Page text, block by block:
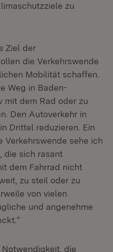
zu
Ziel der
die Verkehrswende
Mobilität schaffen.
Weg in Baden-
dem Rad oder zu
Den Autoverkehr in
Drittel reduzieren. Ein
Verkehrswende sehe ich
die sich rasant
dem Fahrrad nicht
zu steil oder zu
von vielen
und angenehme
die